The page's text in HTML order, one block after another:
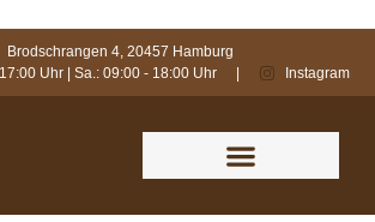
Brodschrangen 4, 20457 Hamburg
Uhr | Sa.: 09:00 - 18:00 Uhr
Instagram